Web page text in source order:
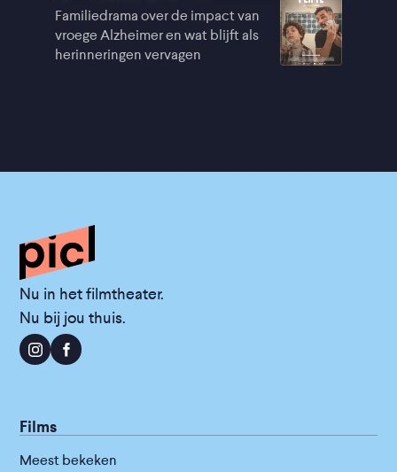
Familiedrama over de impact van
vroege Alzheimer en wat blijft als
herinneringen vervagen
Nu in het filmtheater.
Nu bij jou thuis.
Films
Meest bekeken